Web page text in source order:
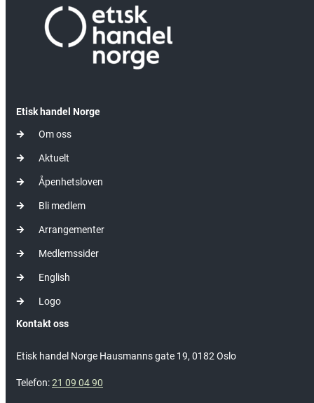
Etisk handel Norge
Om oss
Aktuelt
Åpenhetsloven
Bli medlem
Arrangementer
Medlemssider
English
Logo
Kontakt oss
Etisk handel Norge Hausmanns gate 19, 0182 Oslo
Telefon:21 09 04 90